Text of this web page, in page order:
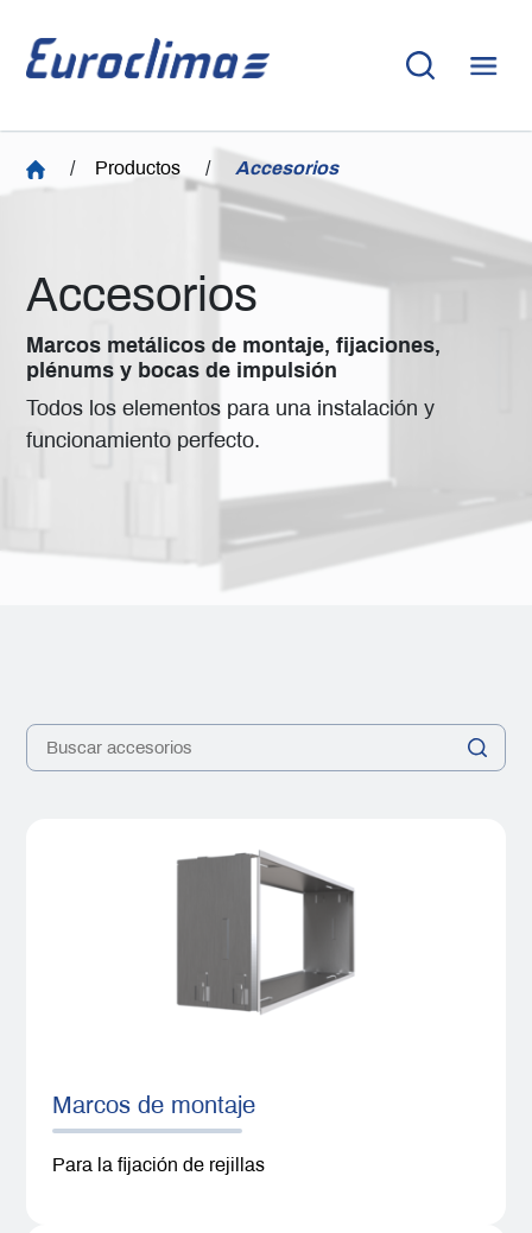
/ Productos / Accesorios
Accesorios
Marcos metálicos de montaje, fijaciones,
plénums y bocas de impulsión
Todos los elementos para una instalación y
funcionamiento perfecto.
Marcos de montaje
Para la fijación de rejillas